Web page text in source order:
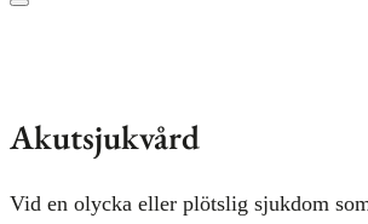
Akutsjukvård
Vid en olycka eller plötslig sjukdom